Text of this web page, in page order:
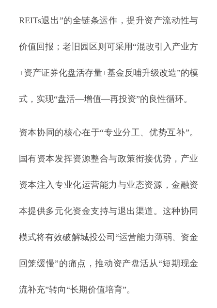
REITs退出”的全链条运作，提升资产流动性与
价值回报；老旧园区则可采用“混改引入产业方
+资产证券化盘活存量+基金反哺升级改造”的模
式，实现“盘活—增值—再投资”的良性循环。
资本协同的核心在于“专业分工、优势互补”。
国有资本发挥资源整合与政策衔接优势，产业
资本注入专业化运营能力与业态资源，金融资
本提供多元化资金支持与退出渠道。这种协同
模式将有效破解城投公司“运营能力薄弱、资金
回笼缓慢”的痛点，推动资产盘活从“短期现金
流补充”转向“长期价值培育”。